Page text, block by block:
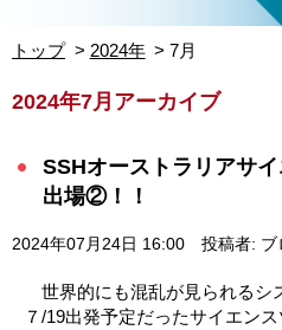
トップ 2024年 7月
2024年7月アーカイブ
SSHオーストラリアサ
出場②！！
2024年07月24日 16:00 投稿者: ブ
世界的にも混乱が見られるシ
７/19出発予定だったサイエン